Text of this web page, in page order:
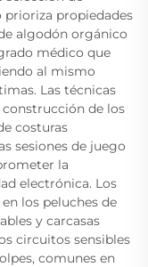
prioriza propiedades
algodón orgánico
médico que
al mismo
Las técnicas
construcción de los
costuras
sesiones de juego
la
electrónica. Los
los peluches de
y carcasas
circuitos sensibles
comunes en